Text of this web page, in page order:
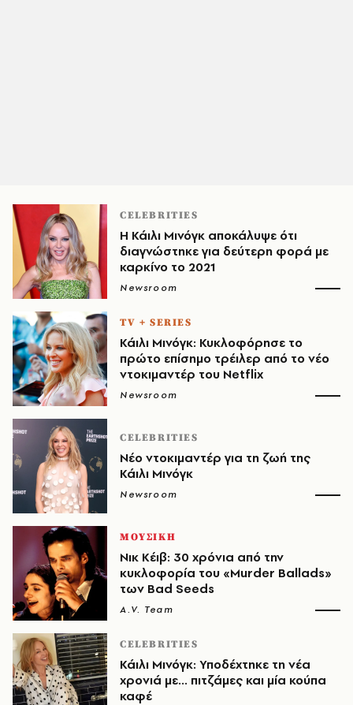
CELEBRITIES
Η Κάιλι Μινόγκ αποκάλυψε ότι
διαγνώστηκε για δεύτερη φορά με
καρκίνο το 2021
Newsroom
TV + SERIES
Κάιλι Μινόγκ: Κυκλοφόρησε το
πρώτο επίσημο τρέιλερ από το νέο
ντοκιμαντέρ του Netflix
Newsroom
CELEBRITIES
Νέο ντοκιμαντέρ για τη ζωή της
Κάιλι Μινόγκ
Newsroom
ΜΟΥΣΙΚΗ
Νικ Κέιβ: 30 χρόνια από την
κυκλοφορία του «Murder Ballads»
των Bad Seeds
A.V. Team
CELEBRITIES
Κάιλι Μινόγκ: Υποδέχτηκε τη νέα
χρονιά με... πιτζάμες και μία κούπα
καφέ